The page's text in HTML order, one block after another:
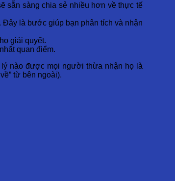
sẵn sàng chia sẻ nhiều hơn về thực tế
là bước giúp bạn phân tích và nhận
giải quyết.
quan điểm.
nào được mọi người thừa nhận họ là
từ bên ngoài).